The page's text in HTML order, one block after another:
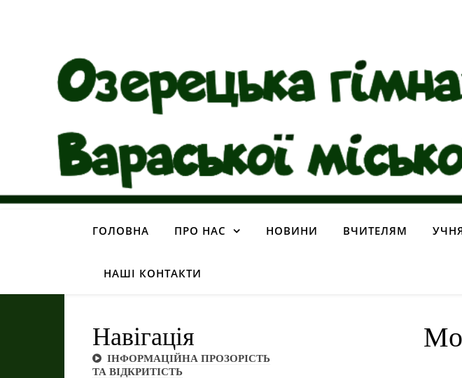
ГОЛОВНА ПРО НАС НОВИНИ ВЧИТЕЛЯМ
НАШІ КОНТАКТИ
Навігація
ІНФОРМАЦІЙНА ПРОЗОРІСТЬ
ТА ВІДКРИТІСТЬ